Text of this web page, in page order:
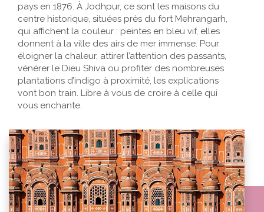
pays en 1876. À Jodhpur, ce sont les maisons du
centre historique, situées près du fort Mehrangarh,
qui affichent la couleur : peintes en bleu vif, elles
donnent à la ville des airs de mer immense. Pour
éloigner la chaleur, attirer l’attention des passants,
vénérer le Dieu Shiva ou profiter des nombreuses
plantations d’indigo à proximité, les explications
vont bon train. Libre à vous de croire à celle qui
vous enchante.